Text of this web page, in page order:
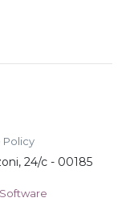
Policy
24/c - 00185